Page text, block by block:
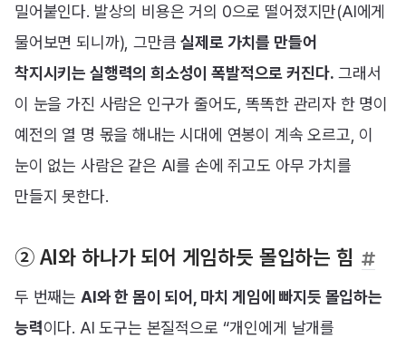
밀어붙인다. 발상의 비용은 거의 0으로 떨어졌지만(AI에게
물어보면 되니까), 그만큼실제로 가치를 만들어
착지시키는 실행력의 희소성이 폭발적으로 커진다. 그래서
이 눈을 가진 사람은 인구가 줄어도, 똑똑한 관리자 한 명이
예전의 열 명 몫을 해내는 시대에 연봉이 계속 오르고, 이
눈이 없는 사람은 같은 AI를 손에 쥐고도 아무 가치를
만들지 못한다.
② AI와 하나가 되어 게임하듯 몰입하는 힘
두 번째는 AI와 한 몸이 되어, 마치 게임에 빠지듯 몰입하는
능력이다. AI 도구는 본질적으로 “개인에게 날개를